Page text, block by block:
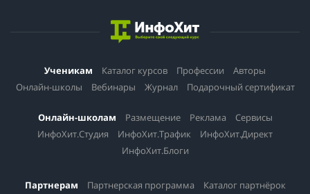
Ученикам Каталог курсов Профессии
Авторы
Онлайн-школы
Вебинары Журнал Подарочный сертификат
Онлайн-школам Размещение Реклама
Сервисы
ИнфоХит.Студия
ИнфоХит.Трафик
ИнфоХит.Директ
ИнфоХит.Блоги
Партнерам Партнерская программа Каталог партнёрок